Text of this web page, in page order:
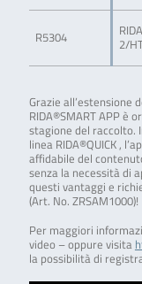
R5304
2/
Grazie all’estensione
RIDA®SMART APP è
stagione del raccolto.
linea RIDA®QUICK ,
affidabile del
senza la necessità di
questi vantaggi e
(Art. No. ZRSAM1000)!
Per maggiori
video – oppure visita
la possibilità di